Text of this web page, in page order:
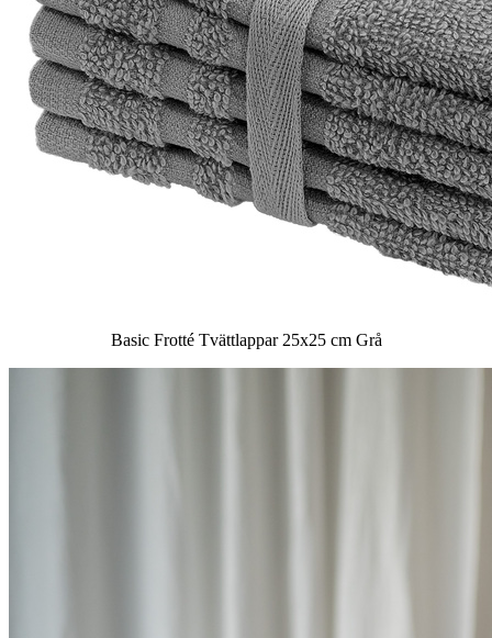
Basic Frotté Tvättlappar 25x25 cm Grå